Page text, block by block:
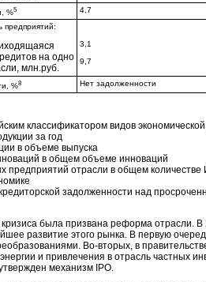
%5 4,7
предприятий:
на одно
млн.руб.
3,1
9,7
%8 Нет задолженности
классификатором видов
за год
в объеме выпуска
в общем объеме инноваций
отрасли в общем количестве
задолженности над
кризиса была призвана реформа
развитие этого рынка. В первую
Во-вторых, в
и привлечения в отрасль частных
механизм IPO.